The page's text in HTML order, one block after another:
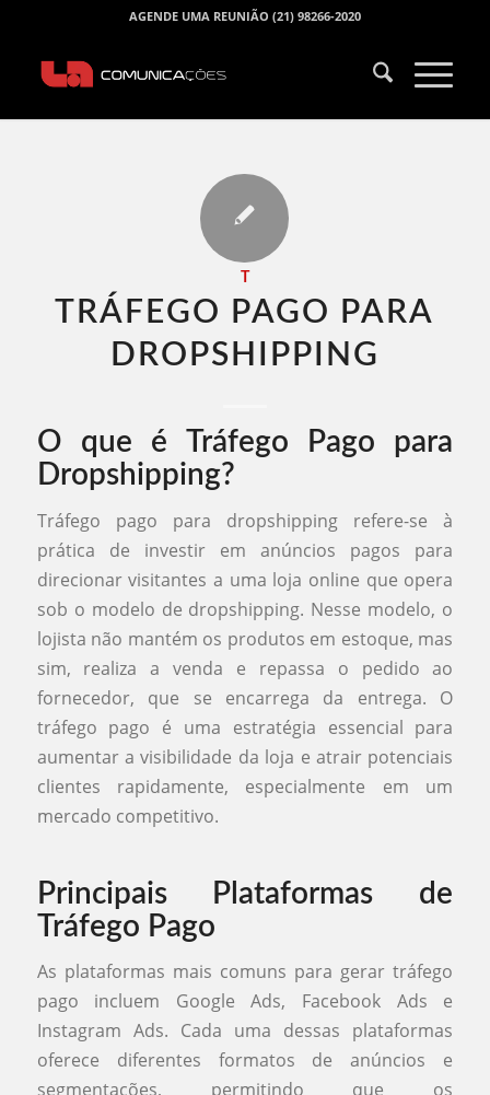
AGENDE UMA REUNIÃO (21) 98266-2020
T
TRÁFEGO PAGO PARA
DROPSHIPPING​
O que é Tráfego Pago para
Dropshipping?
Tráfego pago para dropshipping refere-se à
prática de investir em anúncios pagos para
direcionar visitantes a uma loja online que opera
sob o modelo de dropshipping. Nesse modelo, o
lojista não mantém os produtos em estoque, mas
sim, realiza a venda e repassa o pedido ao
fornecedor, que se encarrega da entrega. O
tráfego pago é uma estratégia essencial para
aumentar a visibilidade da loja e atrair potenciais
clientes rapidamente, especialmente em um
mercado competitivo.
Principais Plataformas de
Tráfego Pago
As plataformas mais comuns para gerar tráfego
pago incluem Google Ads, Facebook Ads e
Instagram Ads. Cada uma dessas plataformas
oferece diferentes formatos de anúncios e
segmentações, permitindo que os